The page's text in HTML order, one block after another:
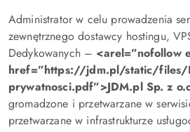
Administrator w celu prowadzenia
zewnętrznego dostawcy hostingu,
Dedykowanych – <arel=”nofollow
href=”https://jdm.pl/static/files/
prywatnosci.pdf”>JDM.pl Sp. z
gromadzone i przetwarzane w
przetwarzane w infrastrukturze